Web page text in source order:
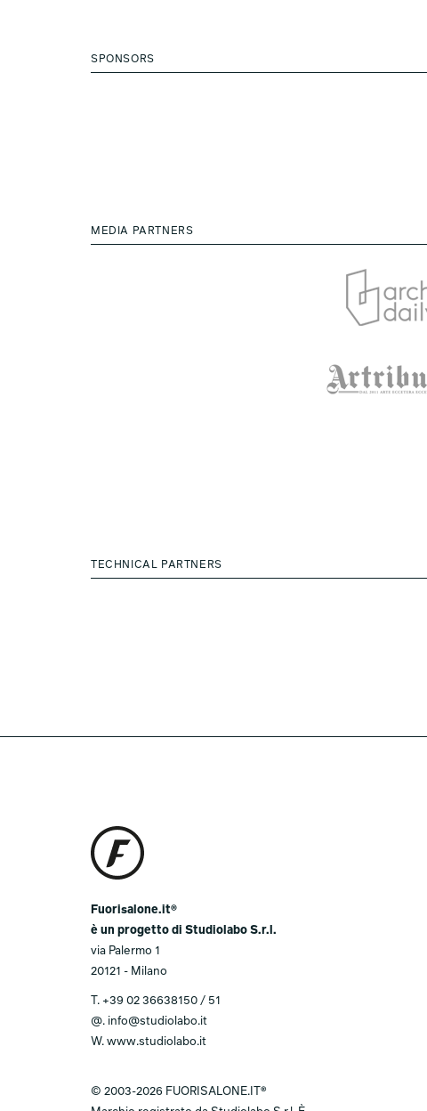
SPONSORS
MEDIA PARTNERS
TECHNICAL PARTNERS
Fuorisalone.it®
è un progetto di Studiolabo S.r.l.
via Palermo 1
20121 - Milano
T. +39 02 36638150 / 51
@. info@studiolabo.it
W. www.studiolabo.it
© 2003-2026 FUORISALONE.IT®